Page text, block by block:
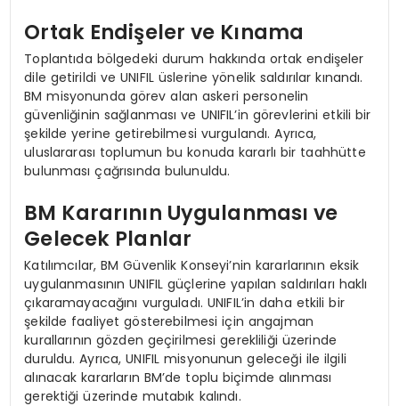
Ortak Endişeler ve Kınama
Toplantıda bölgedeki durum hakkında ortak endişeler
dile getirildi ve UNIFIL üslerine yönelik saldırılar kınandı.
BM misyonunda görev alan askeri personelin
güvenliğinin sağlanması ve UNIFIL’in görevlerini etkili bir
şekilde yerine getirebilmesi vurgulandı. Ayrıca,
uluslararası toplumun bu konuda kararlı bir taahhütte
bulunması çağrısında bulunuldu.
BM Kararının Uygulanması ve
Gelecek Planlar
Katılımcılar, BM Güvenlik Konseyi’nin kararlarının eksik
uygulanmasının UNIFIL güçlerine yapılan saldırıları haklı
çıkaramayacağını vurguladı. UNIFIL’in daha etkili bir
şekilde faaliyet gösterebilmesi için angajman
kurallarının gözden geçirilmesi gerekliliği üzerinde
duruldu. Ayrıca, UNIFIL misyonunun geleceği ile ilgili
alınacak kararların BM’de toplu biçimde alınması
gerektiği üzerinde mutabık kalındı.